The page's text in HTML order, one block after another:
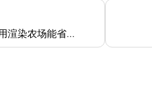
渲染农场能省多